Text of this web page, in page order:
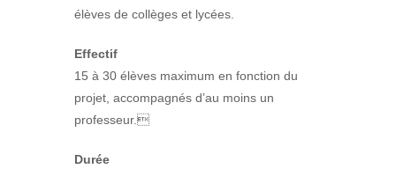
élèves de collèges et lycées.
Effectif
15 à 30 élèves maximum en fonction du
projet, accompagnés d’au moins un
professeur.
Durée